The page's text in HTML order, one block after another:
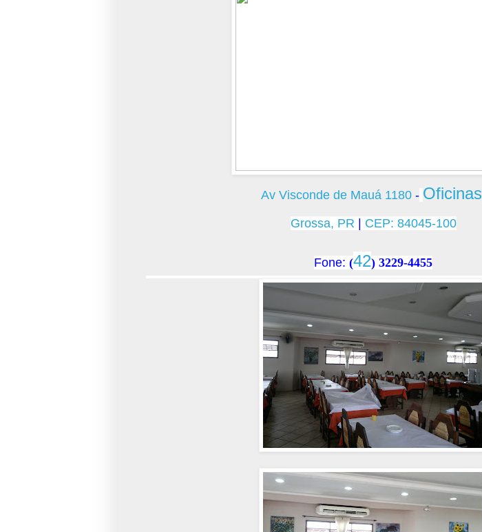
Av Visconde de Mauá 1180 - Oficinas
Grossa, PR CEP: 84045-100
Fone: (42) 3229-4455